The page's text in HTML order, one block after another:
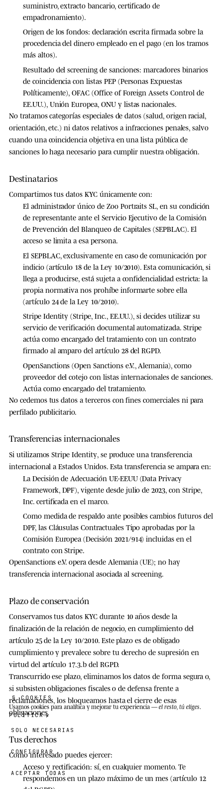
suministro, extracto bancario, certificado de
empadronamiento).
Origen de los fondos: declaración escrita firmada sobre la
procedencia del dinero empleado en el pago (en los tramos
más altos).
Resultado del screening de sanciones: marcadores binarios
de coincidencia con listas PEP (Personas Expuestas
Políticamente), OFAC (Office of Foreign Assets Control de
EE.UU.), Unión Europea, ONU y listas nacionales.
No tratamos categorías especiales de datos (salud, origen racial,
orientación, etc.) ni datos relativos a infracciones penales, salvo
cuando una coincidencia objetiva en una lista pública de
sanciones lo haga necesario para cumplir nuestra obligación.
Destinatarios
Compartimos tus datos KYC únicamente con:
El administrador único de Zoo Portraits SL, en su condición
de representante ante el Servicio Ejecutivo de la Comisión
de Prevención del Blanqueo de Capitales (SEPBLAC). El
acceso se limita a esa persona.
El SEPBLAC, exclusivamente en caso de comunicación por
indicio (artículo 18 de la Ley 10/2010). Esta comunicación, si
llega a producirse, está sujeta a confidencialidad estricta: la
propia normativa nos prohíbe informarte sobre ella
(artículo 24 de la Ley 10/2010).
Stripe Identity (Stripe, Inc., EE.UU.), si decides utilizar su
servicio de verificación documental automatizada. Stripe
actúa como encargado del tratamiento con un contrato
firmado al amparo del artículo 28 del RGPD.
OpenSanctions (Open Sanctions e.V., Alemania), como
proveedor del cotejo con listas internacionales de sanciones.
Actúa como encargado del tratamiento.
No cedemos tus datos a terceros con fines comerciales ni para
perfilado publicitario.
Transferencias internacionales
Si utilizamosStripe Identity, se produce una transferencia
internacional a Estados Unidos. Esta transferencia se ampara en:
La Decisión de Adecuación UE-EEUU (Data Privacy
Framework, DPF) , vigente desde julio de 2023, con Stripe,
Inc. certificada en el marco.
Como medida de respaldo ante posibles cambios futuros del
DPF, las Cláusulas Contractuales Tipo aprobadas por la
Comisión Europea (Decisión 2021/914) incluidas en el
contrato con Stripe.
OpenSanctions e.V. opera desde Alemania (UE); no hay
transferencia internacional asociada al screening.
Plazo de conservación
Conservamos tus datos KYC durante 10 años desde la
finalización de la relación de negocio, en cumplimiento del
artículo 25 de la Ley 10/2010. Este plazo es de obligado
cumplimiento y prevalece sobre tu derecho de supresión en
virtud del artículo 17.3.b del RGPD.
Transcurrido ese plazo, eliminamos los datos de forma segura o,
si subsisten obligaciones fiscales o de defensa frente a
reclamaciones, los bloqueamos hasta el cierre de esas
obligaciones.
Tus derechos
Como interesado puedes ejercer:
Acceso y rectificación: sí, en cualquier momento. Te
respondemos en un plazo máximo de un mes (artículo 12
§ COOKIES
Usamos cookiespara analítica y mejorar tu experiencia —el resto, tú eliges.
POLÍTICA
SOLO NECESARIAS
CONFIGURAR
ACEPTAR TODAS